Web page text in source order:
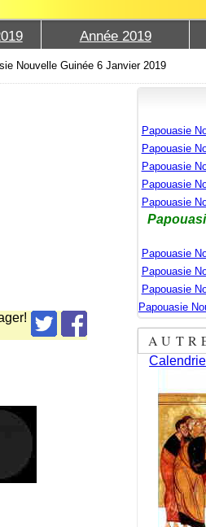
Année 2019
Nouvelle Guinée 6 Janvier 2019
Papouasie
Papouasie
Papouasie
Papouasie
Papouasie
Papouasie
Papouasie
Papouasie
Papouasie